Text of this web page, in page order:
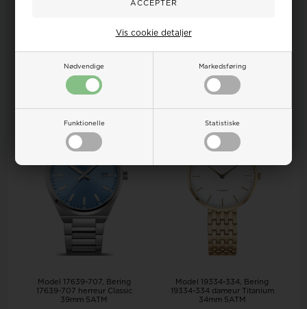
Nødvendige Markedsføring
Funktionelle Statistiske
Vis cookie detaljer
Fjernlager - 3-5
hverdage
Fjernlager - 3-5
hverdage
Model 17639-707
Bering
17639-707 herreur Classic
39mm 5ATM
Model 19334-334
Bering
19334-334 dameur Titanium
34mm 5ATM